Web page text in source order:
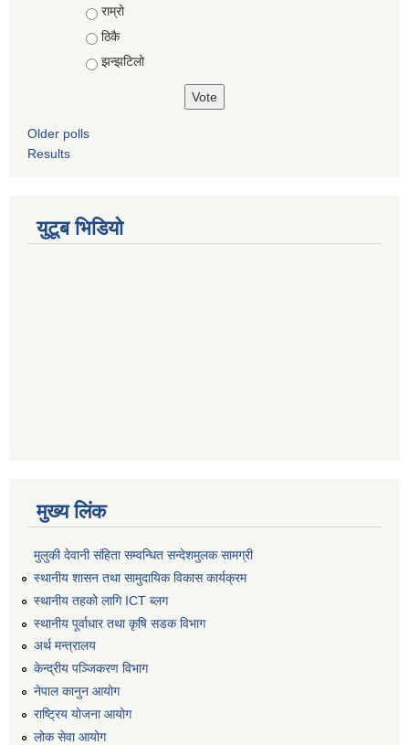
राम्रो
ठिकै
झन्झटिलो
Older polls
Results
युटूब भिडियो
मुख्य लिंक
मुलुकी देवानी संहिता सम्वन्धित सन्देशमुलक सामग्री
स्थानीय शासन तथा सामुदायिक विकास कार्यक्रम
स्थानीय तहको लागि ICT ब्लग
स्थानीय पूर्वाधार तथा कृषि सडक विभाग
अर्थ मन्त्रालय
केन्द्रीय पञ्जिकरण विभाग
नेपाल कानुन आयोग
राष्ट्रिय योजना आयोग
लोक सेवा आयोग